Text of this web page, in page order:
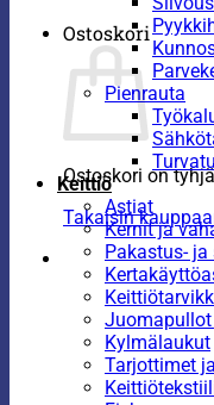
Ostoskori
Ostoskori on
Takaisin
Pienrauta
Keittiö
Astiat
Kernit ja
Pakastus-
Kylmälaukut
Tarjottimet